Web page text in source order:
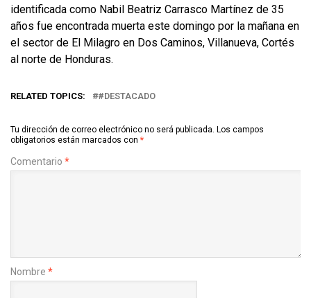
identificada como Nabil Beatriz Carrasco Martínez de 35
años fue encontrada muerta este domingo por la mañana en
el sector de El Milagro en Dos Caminos, Villanueva, Cortés
al norte de Honduras.
RELATED TOPICS: #DESTACADO
Tu dirección de correo electrónico no será publicada. Los campos
obligatorios están marcados con *
Comentario *
Nombre *